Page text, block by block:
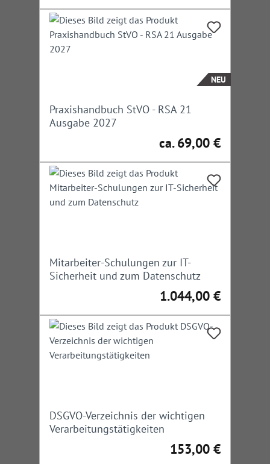
NEU
Praxishandbuch StVO - RSA 21
Ausgabe 2027
Regulärer Preis:
ca. 69,00 €
Mitarbeiter-Schulungen zur IT-
Sicherheit und zum Datenschutz
Regulärer Preis:
1.044,00 €
DSGVO-Verzeichnis der wichtigen
Verarbeitungstätigkeiten
Regulärer Preis:
153,00 €